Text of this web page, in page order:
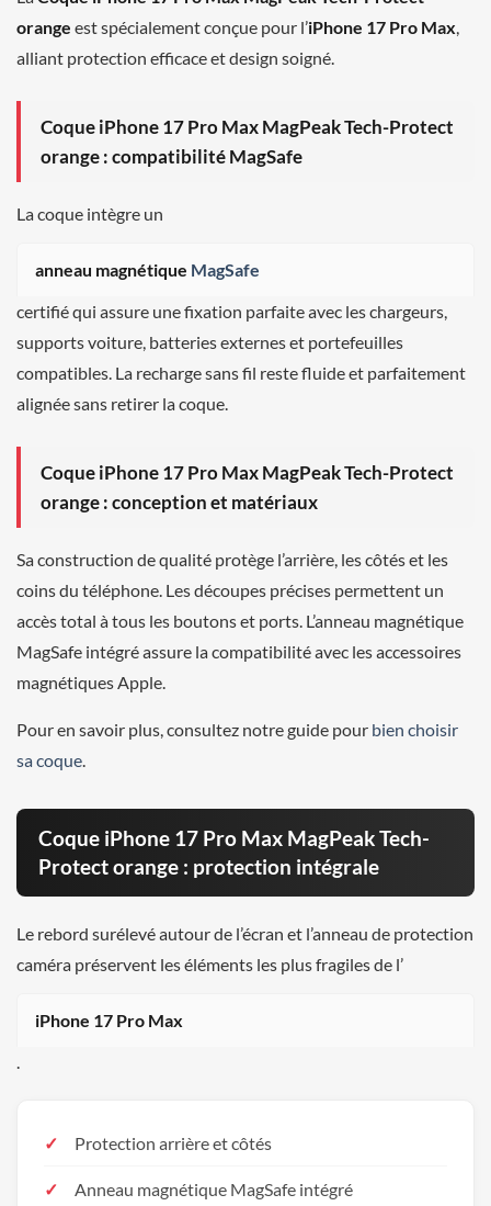
orange est spécialement conçue pour l’iPhone 17 Pro Max
alliant protection efficace et design soigné.
Coque iPhone 17 Pro Max MagPeak Tech-Protect
orange : compatibilité MagSafe
La coque intègre un
anneau magnétique MagSafe
certifié qui assure une fixation parfaite avec les chargeurs,
supports voiture, batteries externes et portefeuilles
compatibles. La recharge sans fil reste fluide et parfaitement
alignée sans retirer la coque.
Coque iPhone 17 Pro Max MagPeak Tech-Protect
orange : conception et matériaux
Sa construction de qualité protège l’arrière, les côtés et les
coins du téléphone. Les découpes précises permettent un
accès total à tous les boutons et ports. L’anneau magnétique
MagSafe intégré assure la compatibilité avec les accessoires
magnétiques Apple.
Pour en savoir plus, consultez notre guide pour bien choisir
sa coque
Coque iPhone 17 Pro Max MagPeak Tech-
Protect orange : protection intégrale
Le rebord surélevé autour de l’écran et l’anneau de protection
caméra préservent les éléments les plus fragiles de l’
iPhone 17 Pro Max
Protection arrière et côtés
Anneau magnétique MagSafe intégré